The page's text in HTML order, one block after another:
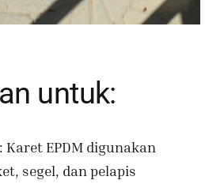
untuk:
Karet EPDM digunakan
segel, dan pelapis